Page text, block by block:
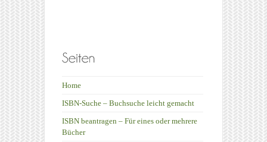
Home
ISBN-Suche – Buchsuche leicht gemacht
ISBN beantragen – Für eines oder mehrere
Bücher